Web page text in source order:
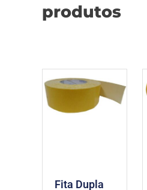
produtos
Fita Dupla